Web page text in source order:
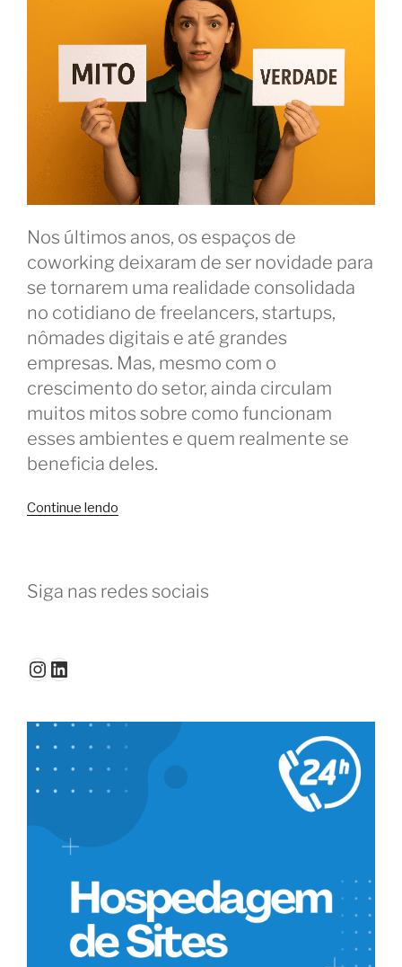
Nos últimos anos, os espaços de
coworking deixaram de ser novidade para
se tornarem uma realidade consolidada
no cotidiano de freelancers, startups,
nômades digitais e até grandes
empresas. Mas, mesmo com o
crescimento do setor, ainda circulam
muitos mitos sobre como funcionam
esses ambientes e quem realmente se
beneficia deles.
Continue lendo
o
Siga nas redes sociais
Instagram
LinkedIn